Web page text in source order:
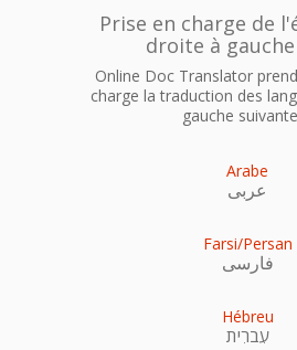
Prise en charge de
droite à gauche
Online Doc Translator
charge la traduction des
gauche
Arabe
عربى
Farsi/Persan
فارسی
Hébreu
עִברִית